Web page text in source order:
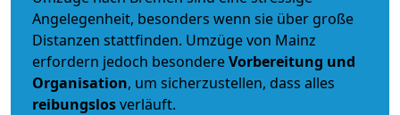
Angelegenheit, besonders wenn sie über große
Distanzen stattfinden. Umzüge von Mainz
erfordern jedoch besondereVorbereitung und
Organisation, um sicherzustellen, dass alles
reibungslosverläuft.